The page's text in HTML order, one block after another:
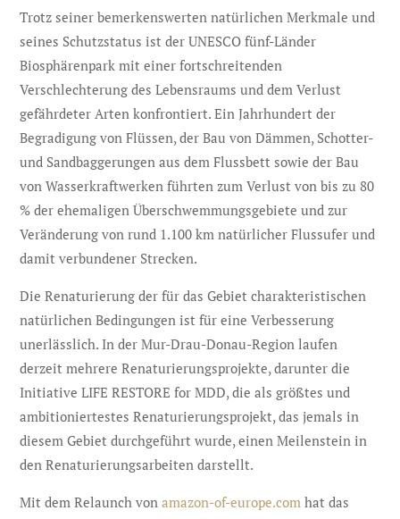
Trotz seiner bemerkenswerten natürlichen Merkmale und
seines Schutzstatus ist der UNESCO fünf-Länder
Biosphärenpark mit einer fortschreitenden
Verschlechterung des Lebensraums und dem Verlust
gefährdeter Arten konfrontiert. Ein Jahrhundert der
Begradigung von Flüssen, der Bau von Dämmen, Schotter-
und Sandbaggerungen aus dem Flussbett sowie der Bau
von Wasserkraftwerken führten zum Verlust von bis zu 80
% der ehemaligen Überschwemmungsgebiete und zur
Veränderung von rund 1.100 km natürlicher Flussufer und
damit verbundener Strecken.
Die Renaturierung der für das Gebiet charakteristischen
natürlichen Bedingungen ist für eine Verbesserung
unerlässlich. In der Mur-Drau-Donau-Region laufen
derzeit mehrere Renaturierungsprojekte, darunter die
Initiative LIFE RESTORE for MDD, die als größtes und
ambitioniertestes Renaturierungsprojekt, das jemals in
diesem Gebiet durchgeführt wurde, einen Meilenstein in
den Renaturierungsarbeiten darstellt.
Mit dem Relaunch vonamazon-of-europe.com hat das